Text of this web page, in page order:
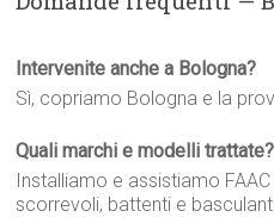
Intervenite anche a Bologna?
Sì, copriamo Bologna e la
Quali marchi e modelli trattate?
Installiamo e assistiamo FAAC
scorrevoli, battenti e